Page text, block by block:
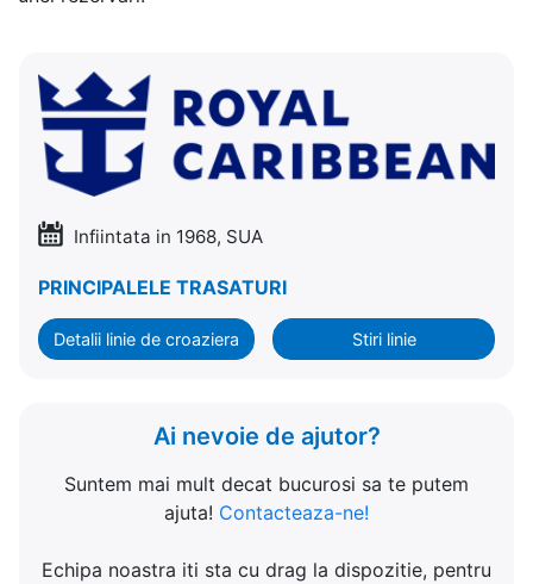
Infiintata in 1968, SUA
PRINCIPALELE TRASATURI
Detalii linie de croaziera Stiri linie
Ai nevoie de ajutor?
Suntem mai mult decat bucurosi sa te putem
ajuta! Contacteaza-ne!
Echipa noastra iti sta cu drag la dispozitie, pentru